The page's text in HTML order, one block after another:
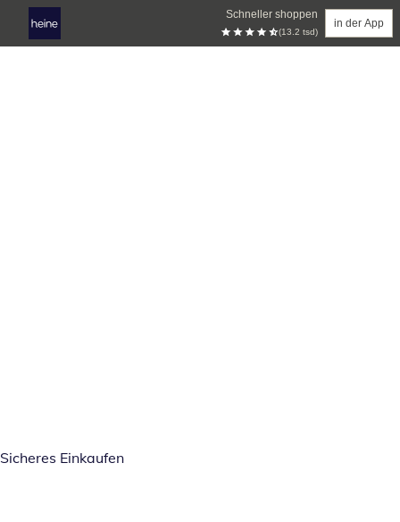
Schneller shoppen
(13.2 tsd)
in der App
Sicheres Einkaufen